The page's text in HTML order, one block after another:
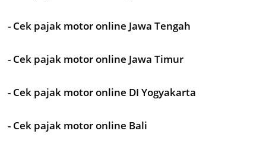
- Cek pajak motor online Jawa Tengah
- Cek pajak motor online Jawa Timur
- Cek pajak motor online DI Yogyakarta
- Cek pajak motor online Bali